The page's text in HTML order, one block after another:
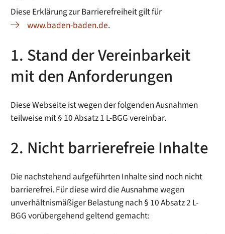
Diese Erklärung zur Barrierefreiheit gilt für
www.baden-baden.de.
1. Stand der Vereinbarkeit
mit den Anforderungen
Diese Webseite ist wegen der folgenden Ausnahmen
teilweise mit § 10 Absatz 1 L-BGG vereinbar.
2. Nicht barrierefreie Inhalte
Die nachstehend aufgeführten Inhalte sind noch nicht
barrierefrei. Für diese wird die Ausnahme wegen
unverhältnismäßiger Belastung nach § 10 Absatz 2 L-
BGG vorübergehend geltend gemacht: